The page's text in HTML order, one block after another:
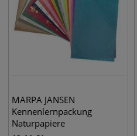
MARPA JANSEN
Kennenlernpackung
Naturpapiere